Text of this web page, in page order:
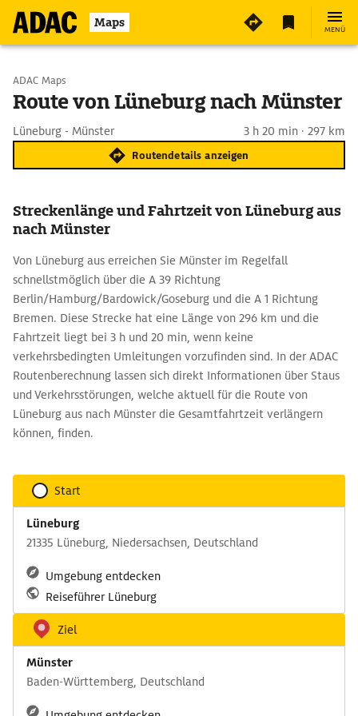
Maps MENÜ
Start wählen
ADAC Maps
Route von Lüneburg nach Münster
Lüneburg - Münster 3 h 20 min · 297 km
Routendetails anzeigen
Streckenlänge und Fahrtzeit von Lüneburg aus
nach Münster
Von Lüneburg aus erreichen Sie Münster im Regelfall
schnellstmöglich über die A 39 Richtung
Berlin/Hamburg/Bardowick/Goseburg und die A 1 Richtung
Bremen. Diese Strecke hat eine Länge von 296 km und die
Fahrtzeit liegt bei 3 h und 20 min, wenn keine
verkehrsbedingten Umleitungen vorzufinden sind. In der ADAC
Routenberechnung lassen sich direkt Informationen über Staus
und Verkehrsstörungen, welche aktuell für die Route von
Lüneburg aus nach Münster die Gesamtfahrtzeit verlängern
können, finden.
Start
Lüneburg
21335 Lüneburg, Niedersachsen, Deutschland
Umgebung entdecken
Reiseführer Lüneburg
Ziel
Münster
Baden-Württemberg, Deutschland